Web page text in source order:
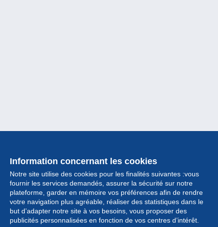
Information concernant les cookies
Notre site utilise des cookies pour les finalités suivantes :vous
fournir les services demandés, assurer la sécurité sur notre
plateforme, garder en mémoire vos préférences afin de rendre
votre navigation plus agréable, réaliser des statistiques dans le
but d’adapter notre site à vos besoins, vous proposer des
publicités personnalisées en fonction de vos centres d’intérêt.
Collection